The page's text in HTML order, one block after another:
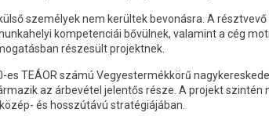
személyek nem kerültek bevonásra. A
kompetenciái bővülnek, valamint a cég
részesült projektnek.
es TEÁOR számú Vegyestermékkörű
az árbevétel jelentős része. A projekt
és hosszútávú stratégiájában.